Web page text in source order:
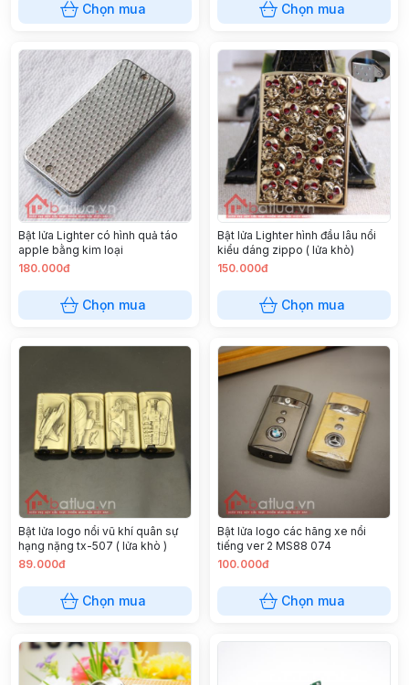
Chọn mua Chọn mua
Bật lửa Lighter có hình quả táo
apple bằng kim loại
180.000đ
Chọn mua
Bật lửa Lighter hình đầu lâu nổi
kiểu dáng zippo ( lửa khò)
150.000đ
Chọn mua
Bật lửa logo nổi vũ khí quân sự
hạng nặng tx-507 ( lửa khò )
89.000đ
Chọn mua
Bật lửa logo các hãng xe nổi
tiếng ver 2 MS88 074
100.000đ
Chọn mua